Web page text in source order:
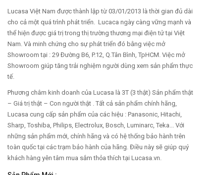
Lucasa Việt Nam được thành lập từ 03/01/2013 là thời gian đủ dài
cho cả một quá trình phát triển. Lucaca ngày càng vững mạnh và
thể hiện được giá trị trong thị trường thương mại điện tử tại Việt
Nam. Và minh chứng cho sự phát triển đó bằng việc mở
Showroom tại : 29 Đường B6, P.12, Q.Tân Bình, TpHCM. Việc mở
Showroom giúp tăng trải nghiệm người dùng xem sản phẩm thực
tế.
Phương châm kinh doanh của Lucasa là 3T (3 thật) Sản phẩm thật
– Giá trị thật – Con người thật . Tất cả sản phẩm chính hãng,
Lucasa cung cấp sản phẩm của các hiệu : Panasonic, Hitachi,
Sharp, Toshiba, Philips, Electrolux, Bosch, Luminarc, Teka... Với
những sản phẩm mới, chính hãng và có hệ thống bảo hành trên
toàn quốc tại các trạm bảo hành của hãng. Điều này sẽ giúp quý
khách hàng yên tâm mua sắm thỏa thích tại Lucasa.vn.